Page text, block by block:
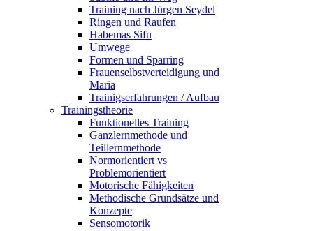
Training nach Jürgen Seydel
Ringen und Raufen
Habemas Sifu
Umwege
Formen und Sparring
Frauenselbstverteidigung und
Maria
Trainigserfahrungen / Aufbau
Trainingstheorie
Funktionelles Training
Ganzlernmethode und
Teillernmethode
Normorientiert vs
Problemorientiert
Motorische Fähigkeiten
Methodische Grundsätze und
Konzepte
Sensomotorik